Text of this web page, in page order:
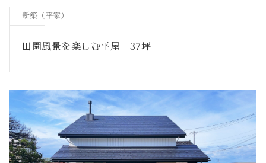
新築（平家）
田園風景を楽しむ平屋｜37坪